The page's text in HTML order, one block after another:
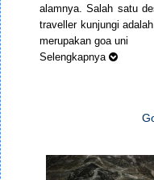
alamnya. Salah satu
traveller kunjungi
merupakan goa uni
Selengkapnya